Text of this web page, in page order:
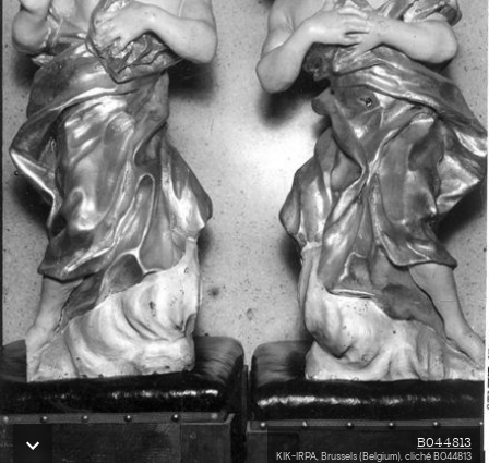
B044813
KIK-IRPA, Brussels (Belgium), cliché B044813